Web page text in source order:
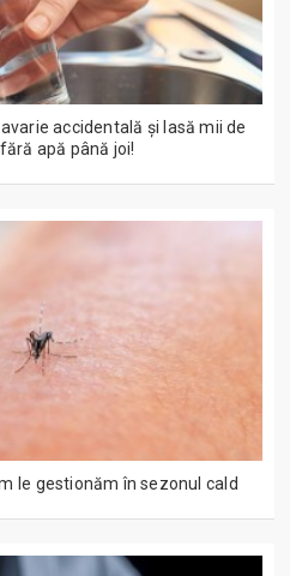
accidentală și lasă mii de
apă până joi!
le gestionăm în sezonul cald